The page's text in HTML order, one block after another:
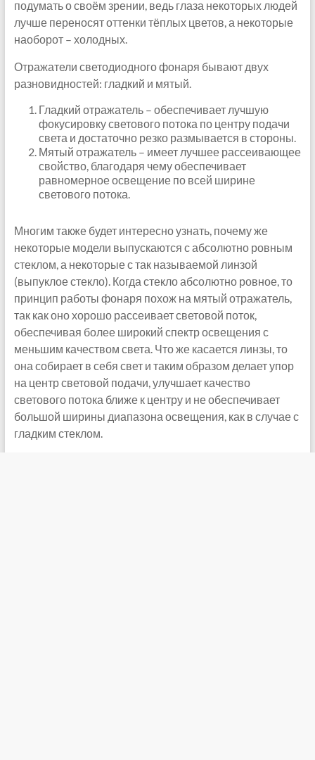
подумать о своём зрении, ведь глаза некоторых людей
лучше переносят оттенки тёплых цветов, а некоторые
наоборот – холодных.
Отражатели светодиодного фонаря бывают двух
разновидностей: гладкий и мятый.
Гладкий отражатель – обеспечивает лучшую
фокусировку светового потока по центру подачи
света и достаточно резко размывается в стороны.
Мятый отражатель – имеет лучшее рассеивающее
свойство, благодаря чему обеспечивает
равномерное освещение по всей ширине
светового потока.
Многим также будет интересно узнать, почему же
некоторые модели выпускаются с абсолютно ровным
стеклом, а некоторые с так называемой линзой
(выпуклое стекло). Когда стекло абсолютно ровное, то
принцип работы фонаря похож на мятый отражатель,
так как оно хорошо рассеивает световой поток,
обеспечивая более широкий спектр освещения с
меньшим качеством света. Что же касается линзы, то
она собирает в себя свет и таким образом делает упор
на центр световой подачи, улучшает качество
светового потока ближе к центру и не обеспечивает
большой ширины диапазона освещения, как в случае с
гладким стеклом.